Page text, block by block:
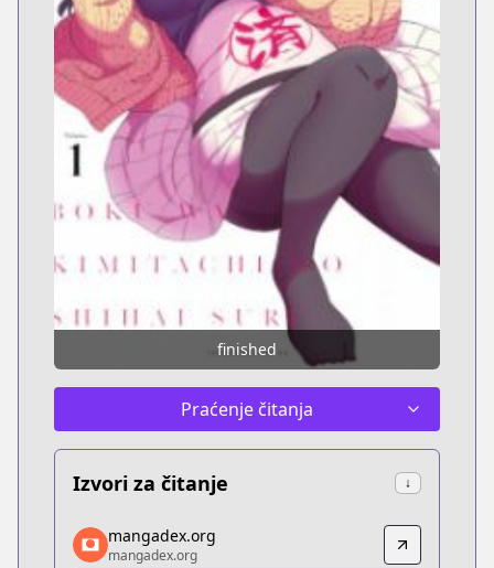
finished
Praćenje čitanja
Izvori za čitanje ↓
mangadex.org
mangadex.org
mangadex.org
mangadex.org